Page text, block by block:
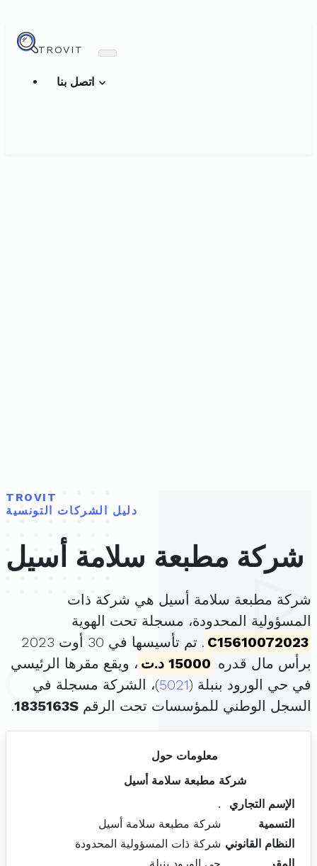
TROVIT
TROVIT
دليل الشركات التونسية
شركة مطبعة سلامة أسيل
شركة مطبعة سلامة أسيل هي شركة ذات
المسؤولية المحدودة، مسجلة تحت الهوية
C15610072023
. تم تأسيسها في 30 أوت 2023
برأس مال قدره 15000 د.ت
، ويقع مقرها الرئيسي
في حي الورود بنبلة (5021)، الشركة مسجلة في
السجل الوطني للمؤسسات تحت الرقم 1835163S
.
معلومات حول
شركة مطبعة سلامة أسيل
الإسم التجاري
.
التسمية
شركة مطبعة سلامة أسيل
النظام القانوني شركة ذات المسؤولية المحدودة